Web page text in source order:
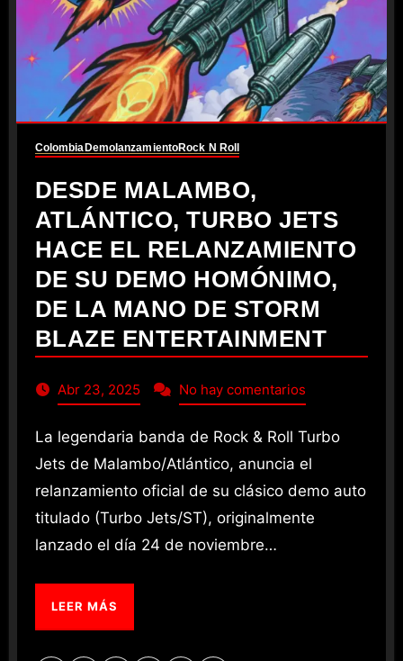
Colombia DemolanzamientoRock N Roll
DESDE MALAMBO,
ATLÁNTICO, TURBO JETS
HACE EL RELANZAMIENTO
DE SU DEMO HOMÓNIMO,
DE LA MANO DE STORM
BLAZE ENTERTAINMENT
Abr 23, 2025 No hay comentarios
La legendaria banda de Rock & Roll Turbo
Jets de Malambo/Atlántico, anuncia el
relanzamiento oficial de su clásico demo auto
titulado (Turbo Jets/ST), originalmente
lanzado el día 24 de noviembre…
LEER MÁS